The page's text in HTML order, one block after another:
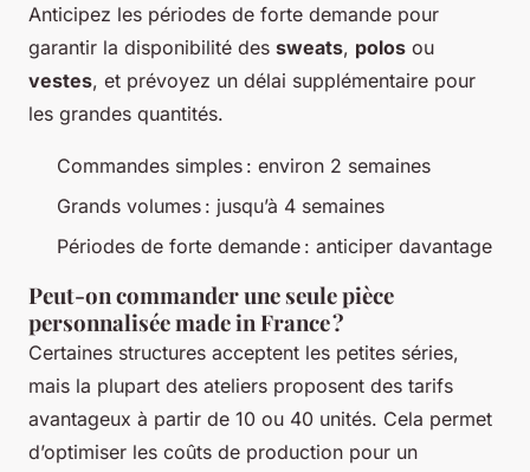
Anticipez les périodes de forte demande pour
garantir la disponibilité des sweats, polos ou
vestes, et prévoyez un délai supplémentaire pour
les grandes quantités.
Commandes simples : environ 2 semaines
Grands volumes : jusqu’à 4 semaines
Périodes de forte demande : anticiper davantage
Peut-on commander une seule pièce
personnalisée made in France ?
Certaines structures acceptent les petites séries,
mais la plupart des ateliers proposent des tarifs
avantageux à partir de 10 ou 40 unités. Cela permet
d’optimiser les coûts de production pour un